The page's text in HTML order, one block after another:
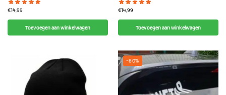
€14,99
Toevoegen aan winkelwagen
€14,99
Toevoegen aan winkelwagen
-60%